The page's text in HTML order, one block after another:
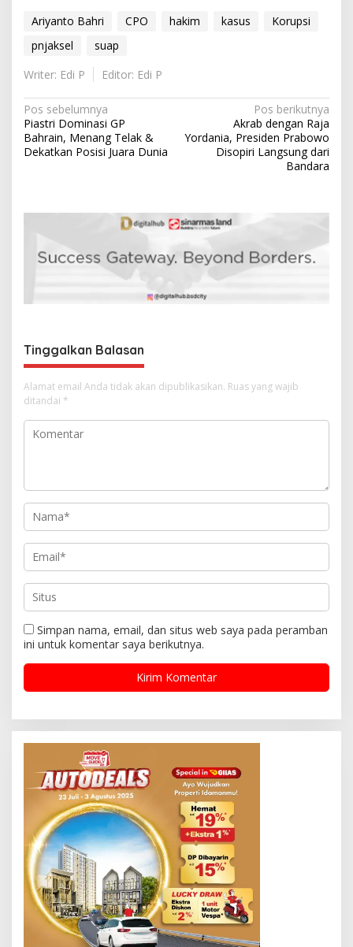
Ariyanto Bahri CPO hakim kasus
Korupsi
pnjaksel
suap
Writer: Edi P
Editor: Edi P
N
a
v
o
Pos sebelumnya
Piastri Dominasi GP
Bahrain, Menang Telak &
Dekatkan Posisi Juara Dunia
Pos berikutnya
Akrab dengan Raja
Yordania, Presiden Prabowo
Disopiri Langsung dari
Bandara
Tinggalkan Balasan
Alamat email Anda tidak akan dipublikasikan. Ruas yang wajib
ditandai *
Simpan nama, email, dan situs web saya pada peramban
ini untuk komentar saya berikutnya.